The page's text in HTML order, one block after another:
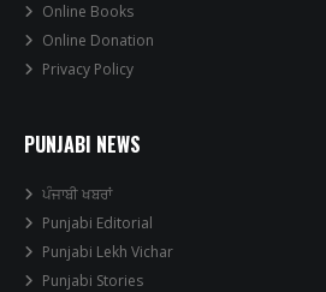
Online Books
Online Donation
Privacy Policy
PUNJABI NEWS
ਪੰਜਾਬੀ ਖਬਰਾਂ
Punjabi Editorial
Punjabi Lekh Vichar
Punjabi Stories